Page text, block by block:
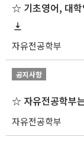
☆ 기초영어, 대학
자유전공학부
공지사항
자유전공학부